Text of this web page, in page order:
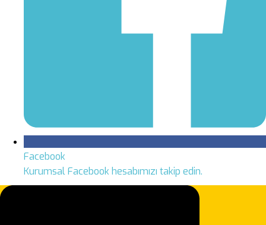
Facebook
Kurumsal Facebook hesabımızı takip edin.